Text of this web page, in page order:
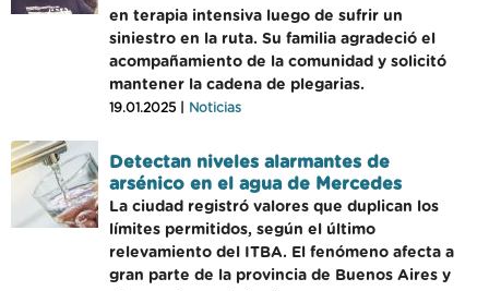
en terapia intensiva luego de sufrir un
siniestro en la ruta. Su familia agradeció el
acompañamiento de la comunidad y solicitó
mantener la cadena de plegarias.
19.01.2025 | Noticias
Detectan niveles alarmantes de
arsénico en el agua de Mercedes
La ciudad registró valores que duplican los
límites permitidos, según el último
relevamiento del ITBA. El fenómeno afecta a
gran parte de la provincia de Buenos Aires y